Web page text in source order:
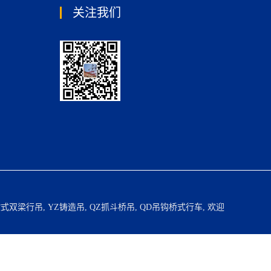
关注我们
双梁行吊, YZ铸造吊, QZ抓斗桥吊, QD吊钩桥式行车, 欢迎